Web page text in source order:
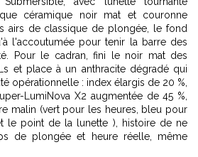
céramique noir mat et couronne
airs de classique de plongée, le fond
l'accoutumée pour tenir la barre des
Pour le cadran, fini le noir mat des
et place à un anthracite dégradé qui
opérationnelle : index élargis de 20 %,
LumiNova X2 augmentée de 45 %,
malin (vert pour les heures, bleu pour
le point de la lunette ), histoire de ne
de plongée et heure réelle, même